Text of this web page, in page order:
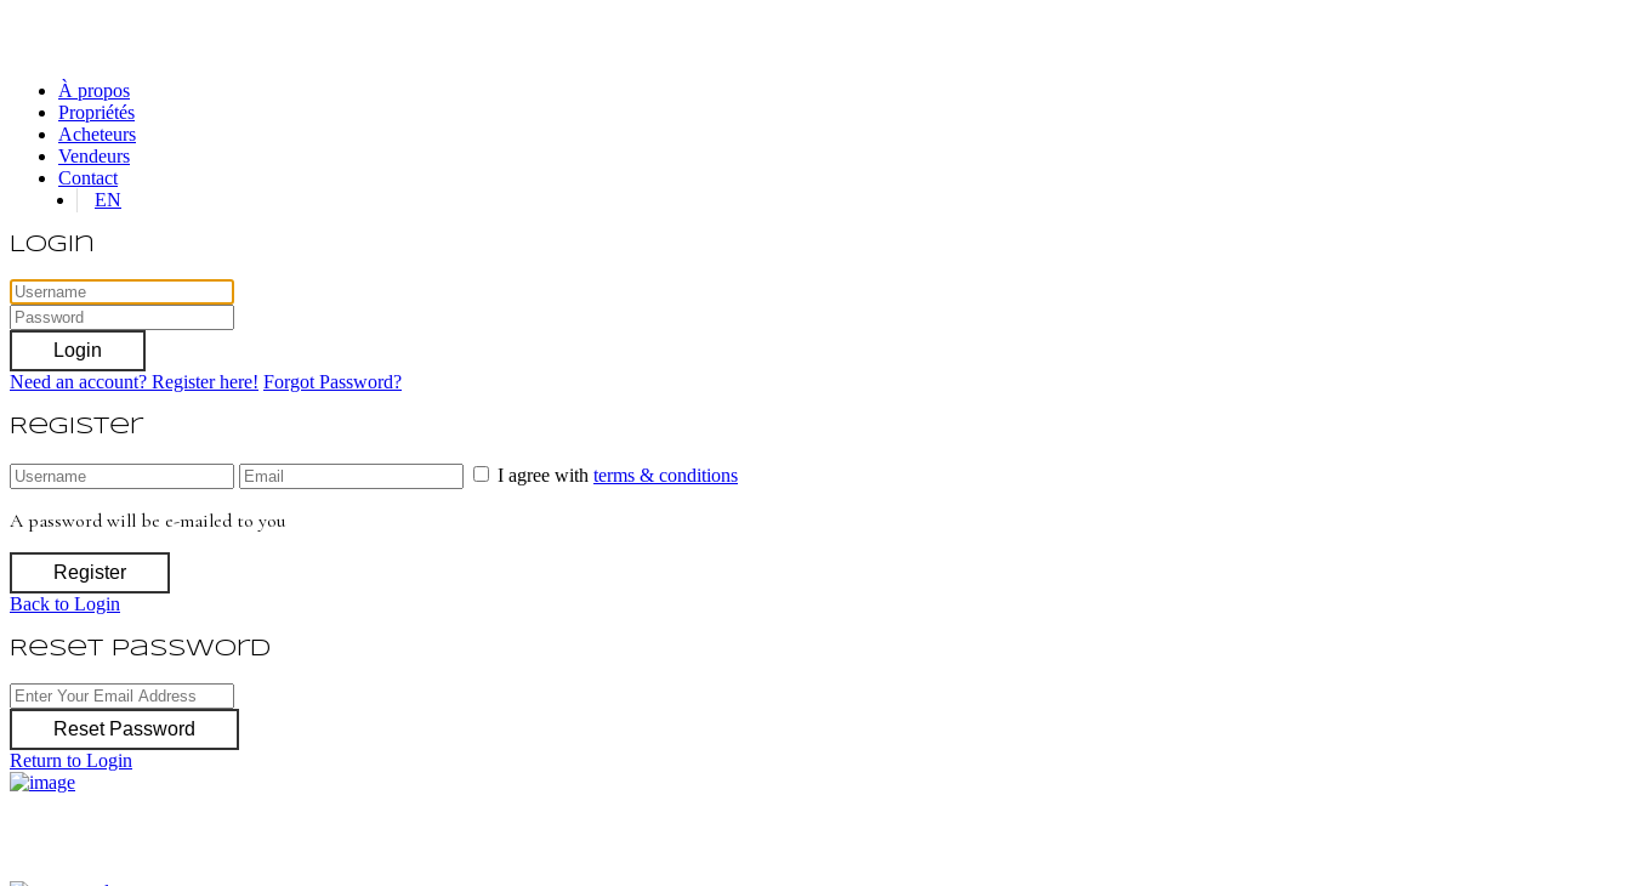
À propos
Propriétés
Acheteurs
Vendeurs
Contact
EN
Login
Login
Need an account? Register here! Forgot Password?
Register
I agree with terms & conditions
A password will be e-mailed to you
Register
Back to Login
Reset Password
Reset Password
Return to Login